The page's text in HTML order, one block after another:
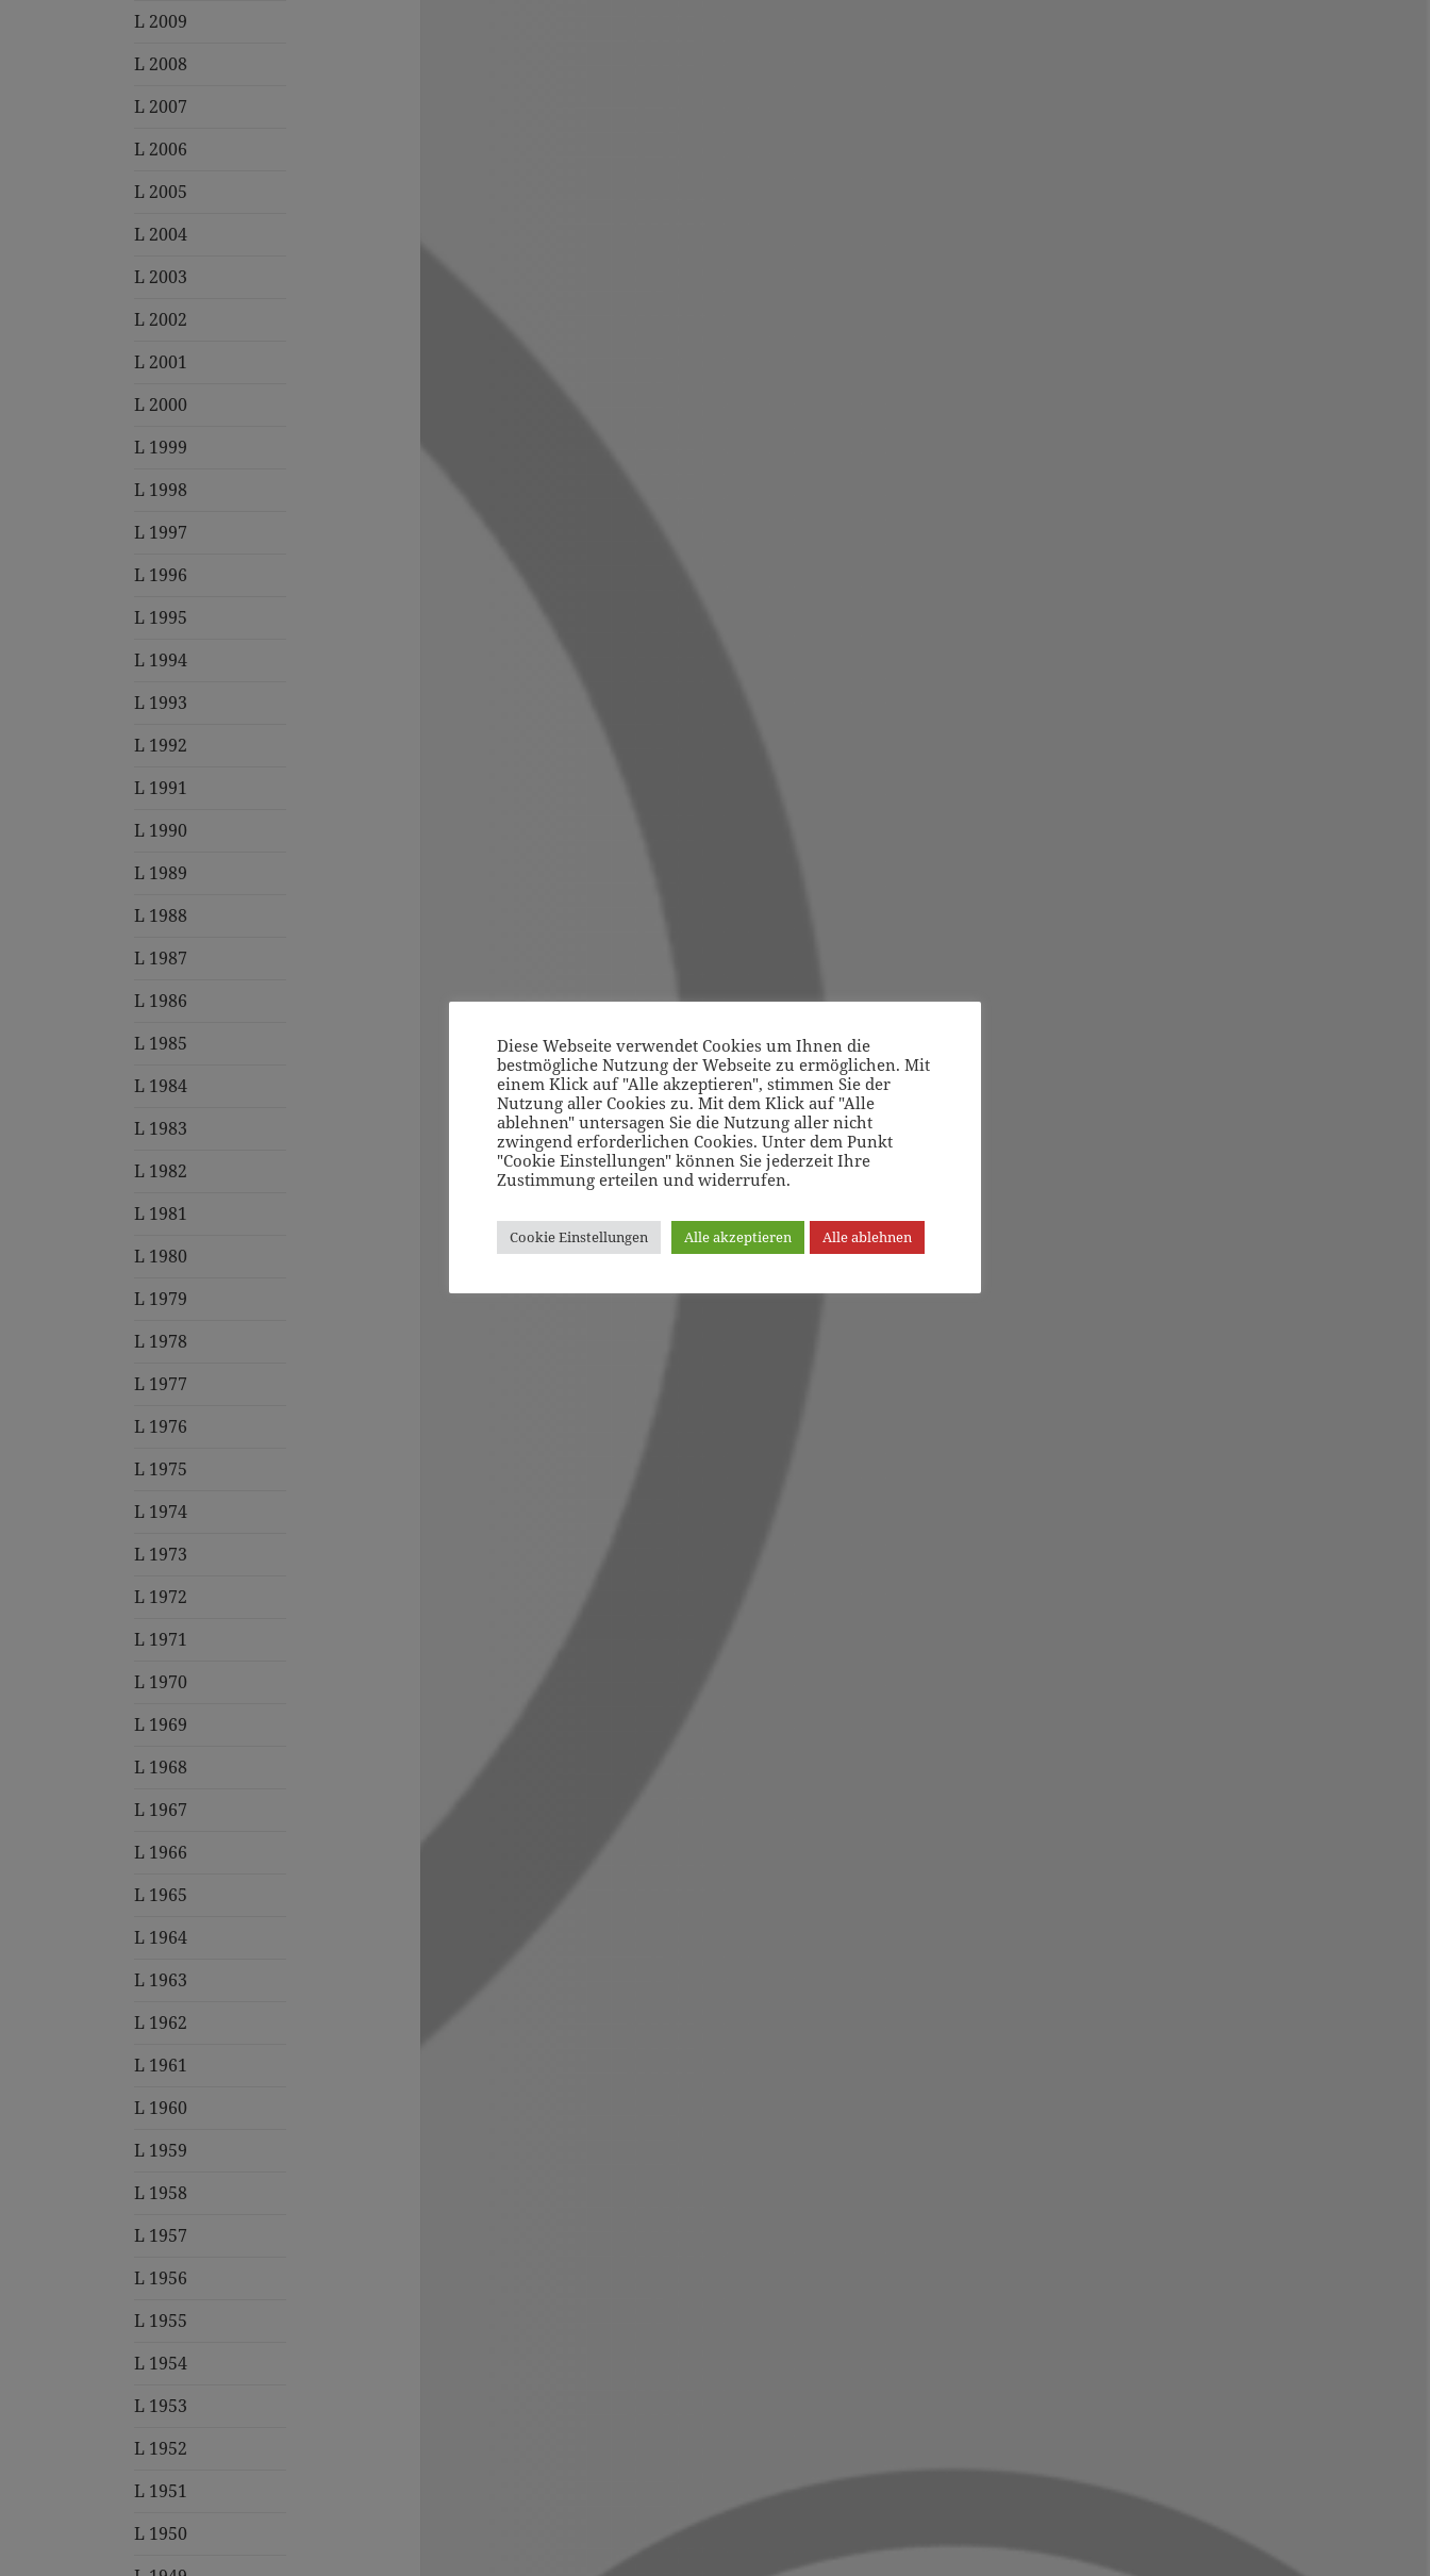
L 2009
L 2008
L 2007
L 2006
L 2005
L 2004
L 2003
L 2002
L 2001
L 2000
L 1999
L 1998
L 1997
L 1996
L 1995
L 1994
L 1993
L 1992
L 1991
L 1990
L 1989
L 1988
L 1987
L 1986
L 1985
L 1984
L 1983
L 1982
L 1981
L 1980
L 1979
L 1978
L 1977
L 1976
L 1975
L 1974
L 1973
L 1972
L 1971
L 1970
L 1969
L 1968
L 1967
L 1966
L 1965
L 1964
L 1963
L 1962
L 1961
L 1960
L 1959
L 1958
L 1957
L 1956
L 1955
L 1954
L 1953
L 1952
L 1951
L 1950
Diese Webseite verwendet Cookies um Ihnen die
bestmögliche Nutzung der Webseite zu ermöglichen. Mit
einem Klick auf "Alle akzeptieren", stimmen Sie der
Nutzung aller Cookies zu. Mit dem Klick auf "Alle
ablehnen" untersagen Sie die Nutzung aller nicht
zwingend erforderlichen Cookies. Unter dem Punkt
"Cookie Einstellungen" können Sie jederzeit Ihre
Zustimmung erteilen und widerrufen.
Cookie Einstellungen Alle akzeptieren Alle ablehnen